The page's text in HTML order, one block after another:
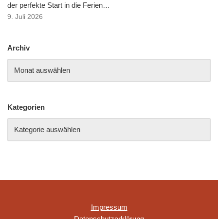
der perfekte Start in die Ferien…
9. Juli 2026
Archiv
Kategorien
Impressum